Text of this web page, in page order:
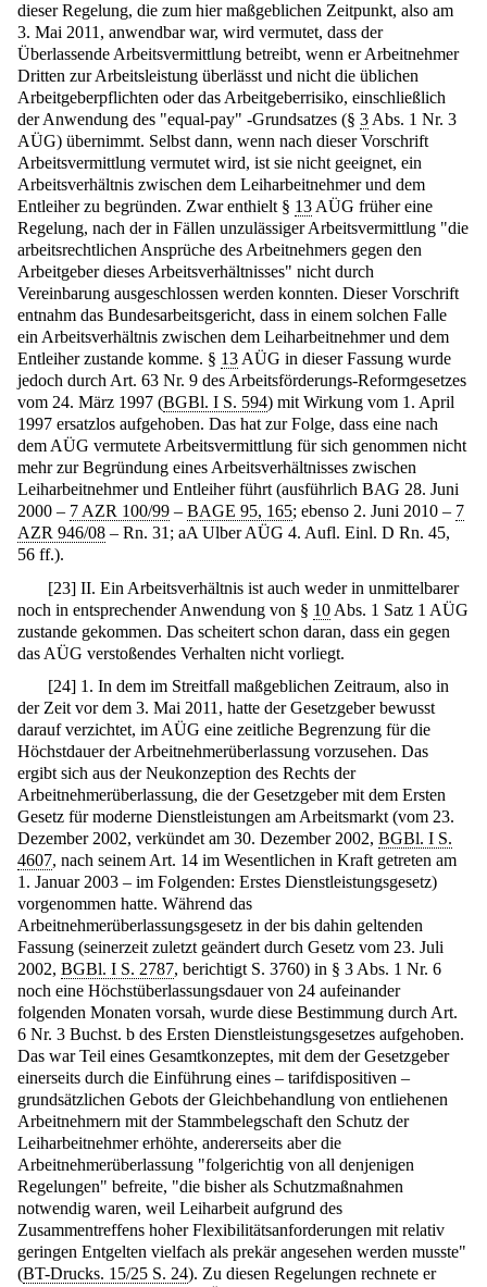
dieser Regelung, die zum hier maßgeblichen Zeitpunkt, also am
3. Mai 2011, anwendbar war, wird vermutet, dass der
Überlassende Arbeitsvermittlung betreibt, wenn er Arbeitnehmer
Dritten zur Arbeitsleistung überlässt und nicht die üblichen
Arbeitgeberpflichten oder das Arbeitgeberrisiko, einschließlich
der Anwendung des "equal-pay" -Grundsatzes (§ 3 Abs. 1 Nr. 3
AÜG) übernimmt. Selbst dann, wenn nach dieser Vorschrift
Arbeitsvermittlung vermutet wird, ist sie nicht geeignet, ein
Arbeitsverhältnis zwischen dem Leiharbeitnehmer und dem
Entleiher zu begründen. Zwar enthielt § 13 AÜG früher eine
Regelung, nach der in Fällen unzulässiger Arbeitsvermittlung "die
arbeitsrechtlichen Ansprüche des Arbeitnehmers gegen den
Arbeitgeber dieses Arbeitsverhältnisses" nicht durch
Vereinbarung ausgeschlossen werden konnten. Dieser Vorschrift
entnahm das Bundesarbeitsgericht, dass in einem solchen Falle
ein Arbeitsverhältnis zwischen dem Leiharbeitnehmer und dem
Entleiher zustande komme. § 13 AÜG in dieser Fassung wurde
jedoch durch Art. 63 Nr. 9 des Arbeitsförderungs-Reformgesetzes
vom 24. März 1997 (BGBl. I S. 594) mit Wirkung vom 1. April
1997 ersatzlos aufgehoben. Das hat zur Folge, dass eine nach
dem AÜG vermutete Arbeitsvermittlung für sich genommen nicht
mehr zur Begründung eines Arbeitsverhältnisses zwischen
Leiharbeitnehmer und Entleiher führt (ausführlich BAG 28. Juni
2000 – 7 AZR 100/99 – BAGE 95, 165; ebenso 2. Juni 2010 – 7
AZR 946/08 – Rn. 31; aA Ulber AÜG 4. Aufl. Einl. D Rn. 45,
56 ff.).
[23] II. Ein Arbeitsverhältnis ist auch weder in unmittelbarer
noch in entsprechender Anwendung von § 10 Abs. 1 Satz 1 AÜG
zustande gekommen. Das scheitert schon daran, dass ein gegen
das AÜG verstoßendes Verhalten nicht vorliegt.
[24] 1. In dem im Streitfall maßgeblichen Zeitraum, also in
der Zeit vor dem 3. Mai 2011, hatte der Gesetzgeber bewusst
darauf verzichtet, im AÜG eine zeitliche Begrenzung für die
Höchstdauer der Arbeitnehmerüberlassung vorzusehen. Das
ergibt sich aus der Neukonzeption des Rechts der
Arbeitnehmerüberlassung, die der Gesetzgeber mit dem Ersten
Gesetz für moderne Dienstleistungen am Arbeitsmarkt (vom 23.
Dezember 2002, verkündet am 30. Dezember 2002, BGBl. I S.
4607, nach seinem Art. 14 im Wesentlichen in Kraft getreten am
1. Januar 2003 – im Folgenden: Erstes Dienstleistungsgesetz)
vorgenommen hatte. Während das
Arbeitnehmerüberlassungsgesetz in der bis dahin geltenden
Fassung (seinerzeit zuletzt geändert durch Gesetz vom 23. Juli
2002, BGBl. I S. 2787, berichtigt S. 3760) in § 3 Abs. 1 Nr. 6
noch eine Höchstüberlassungsdauer von 24 aufeinander
folgenden Monaten vorsah, wurde diese Bestimmung durch Art.
6 Nr. 3 Buchst. b des Ersten Dienstleistungsgesetzes aufgehoben.
Das war Teil eines Gesamtkonzeptes, mit dem der Gesetzgeber
einerseits durch die Einführung eines – tarifdispositiven –
grundsätzlichen Gebots der Gleichbehandlung von entliehenen
Arbeitnehmern mit der Stammbelegschaft den Schutz der
Leiharbeitnehmer erhöhte, andererseits aber die
Arbeitnehmerüberlassung "folgerichtig von all denjenigen
Regelungen" befreite, "die bisher als Schutzmaßnahmen
notwendig waren, weil Leiharbeit aufgrund des
Zusammentreffens hoher Flexibilitätsanforderungen mit relativ
geringen Entgelten vielfach als prekär angesehen werden musste"
(BT-Drucks. 15/25 S. 24). Zu diesen Regelungen rechnete er